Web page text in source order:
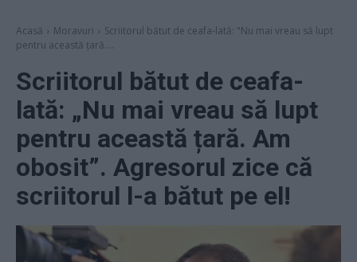
Acasă Moravuri
Scriitorul bătut de ceafa-lată: "Nu mai vreau să lupt
pentru această țară....
Scriitorul bătut de ceafa-
lată: „Nu mai vreau să lupt
pentru această țară. Am
obosit”. Agresorul zice că
scriitorul l-a bătut pe el!